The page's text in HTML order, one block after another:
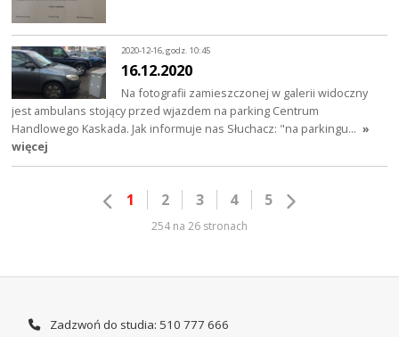
2020-12-16, godz. 10:45
16.12.2020
Na fotografii zamieszczonej w galerii widoczny
jest ambulans stojący przed wjazdem na parking Centrum
Handlowego Kaskada. Jak informuje nas Słuchacz: "na parkingu… »
więcej
1 2 3 4 5
254 na 26 stronach
Zadzwoń do studia: 510 777 666